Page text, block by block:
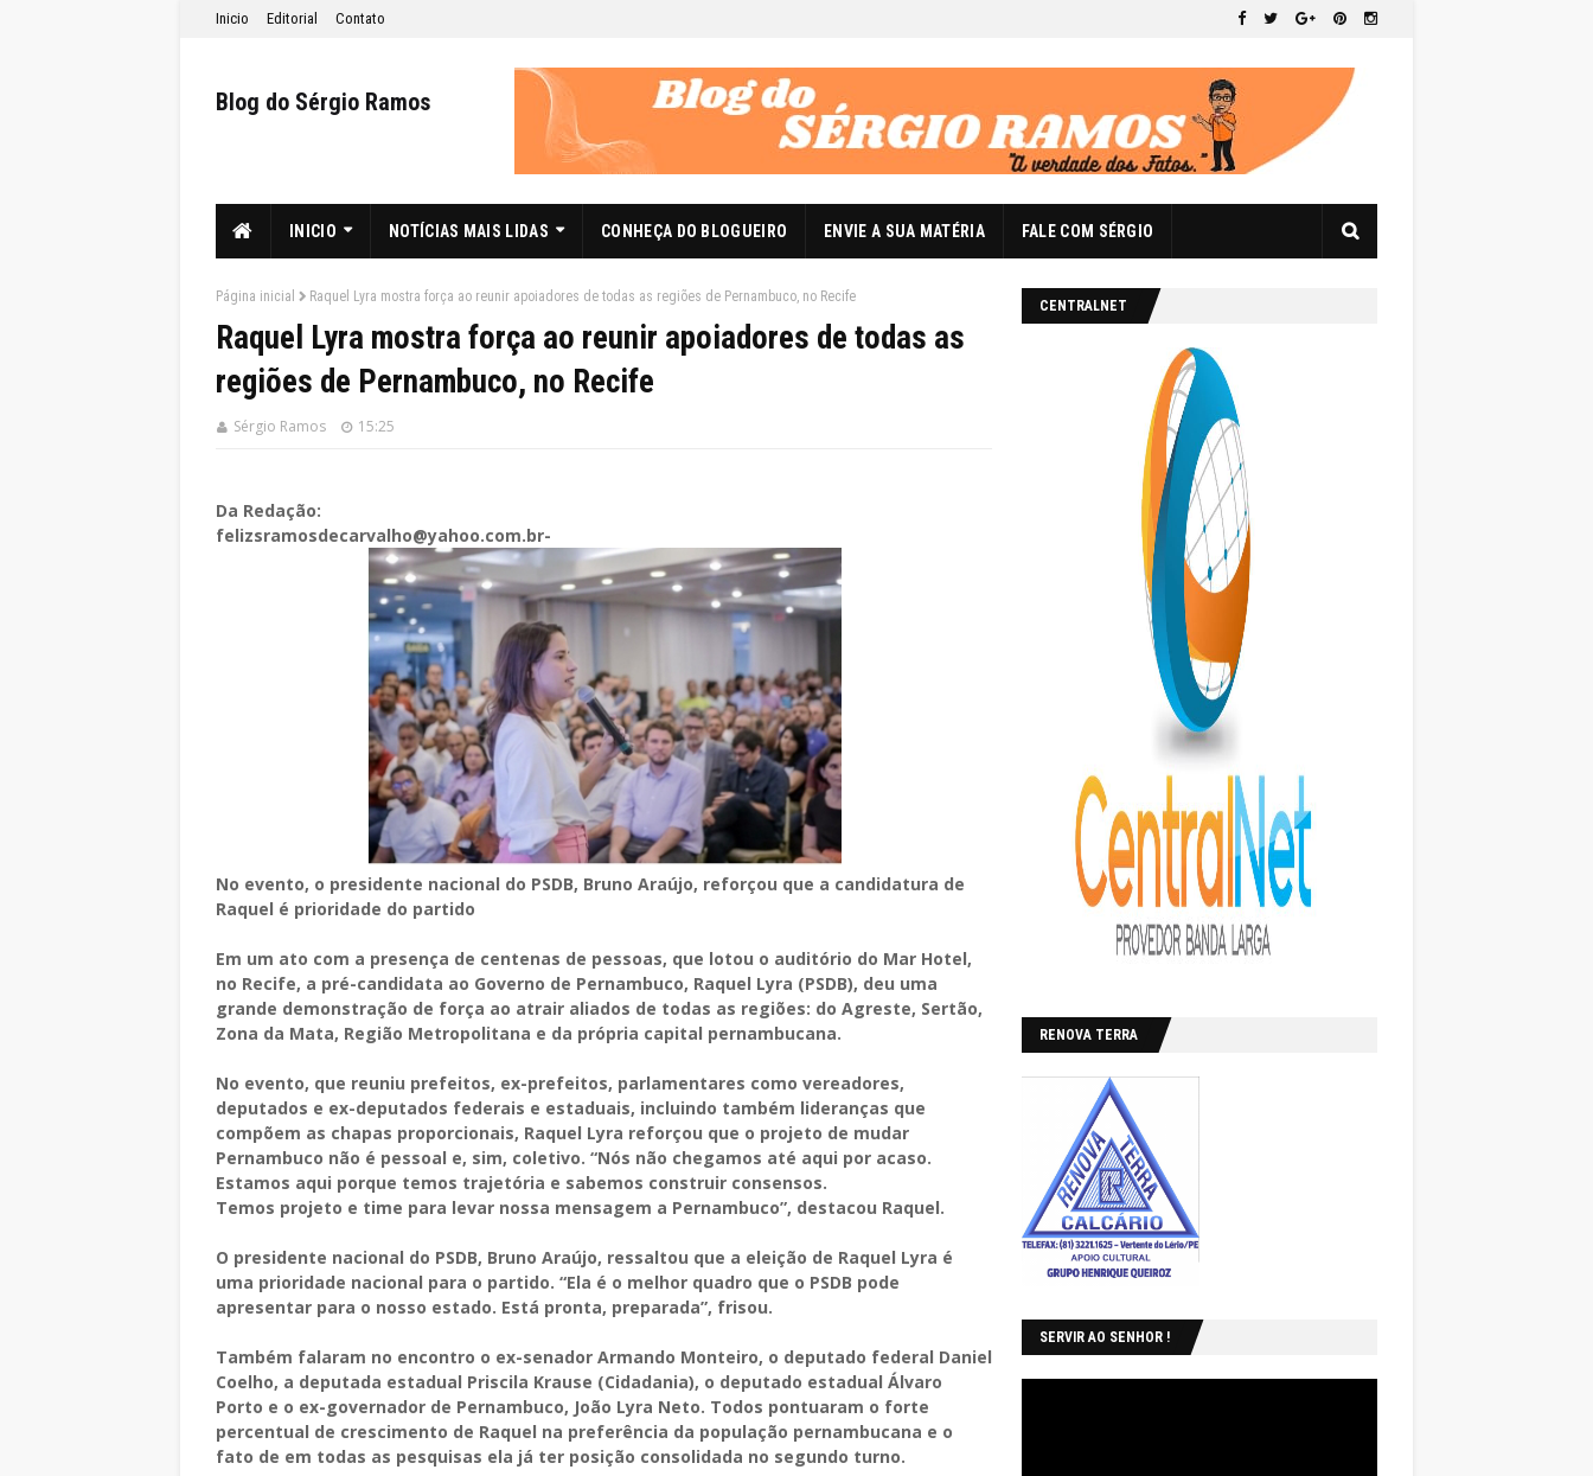
Inicio Editorial Contato
Blog do Sérgio Ramos
INICIO NOTÍCIAS MAIS LIDAS CONHEÇA DO BLOGUEIRO ENVIE A SUA MATÉRIA FALE COM SÉRGIO
Página inicial Raquel Lyra mostra força ao reunir apoiadores de todas as regiões de Pernambuco, no Recife
Raquel Lyra mostra força ao reunir apoiadores de todas as
regiões de Pernambuco, no Recife
Sérgio Ramos 15:25
Da Redação:
felizsramosdecarvalho@yahoo.com.br-
No evento, o presidente nacional do PSDB, Bruno Araújo, reforçou que a candidatura de
Raquel é prioridade do partido
Em um ato com a presença de centenas de pessoas, que lotou o auditório do Mar Hotel,
no Recife, a pré-candidata ao Governo de Pernambuco, Raquel Lyra (PSDB), deu uma
grande demonstração de força ao atrair aliados de todas as regiões: do Agreste, Sertão,
Zona da Mata, Região Metropolitana e da própria capital pernambucana.
No evento, que reuniu prefeitos, ex-prefeitos, parlamentares como vereadores,
deputados e ex-deputados federais e estaduais, incluindo também lideranças que
compõem as chapas proporcionais, Raquel Lyra reforçou que o projeto de mudar
Pernambuco não é pessoal e, sim, coletivo. “Nós não chegamos até aqui por acaso.
Estamos aqui porque temos trajetória e sabemos construir consensos.
Temos projeto e time para levar nossa mensagem a Pernambuco”, destacou Raquel.
O presidente nacional do PSDB, Bruno Araújo, ressaltou que a eleição de Raquel Lyra é
uma prioridade nacional para o partido. “Ela é o melhor quadro que o PSDB pode
apresentar para o nosso estado. Está pronta, preparada”, frisou.
Também falaram no encontro o ex-senador Armando Monteiro, o deputado federal Daniel
Coelho, a deputada estadual Priscila Krause (Cidadania), o deputado estadual Álvaro
Porto e o ex-governador de Pernambuco, João Lyra Neto. Todos pontuaram o forte
percentual de crescimento de Raquel na preferência da população pernambucana e o
fato de em todas as pesquisas ela já ter posição consolidada no segundo turno.
CENTRALNET
RENOVA TERRA
SERVIR AO SENHOR !